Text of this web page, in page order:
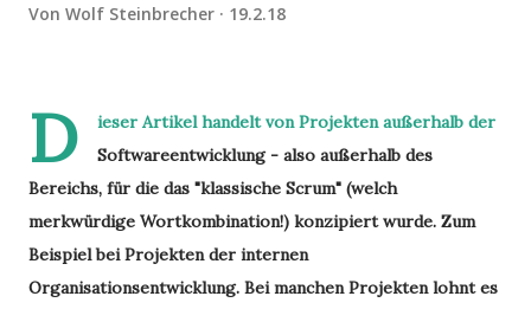
Von Wolf Steinbrecher 19.2.18
D
ieser Artikel handelt von Projekten außerhalb der
Softwareentwicklung - also außerhalb des
Bereichs, für die das "klassische Scrum" (welch
merkwürdige Wortkombination!) konzipiert wurde. Zum
Beispiel bei Projekten der internen
Organisationsentwicklung. Bei manchen Projekten lohnt es